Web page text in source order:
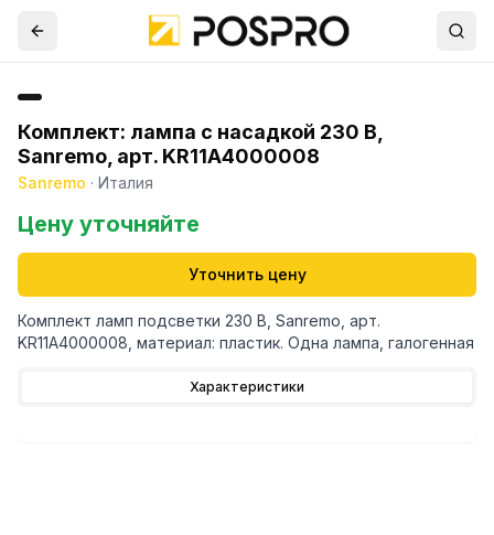
Комплект: лампа с насадкой 230 В,
Sanremo, арт. KR11A4000008
Sanremo · Италия
Цену уточняйте
Уточнить цену
Комплект ламп подсветки 230 В, Sanremo, арт.
KR11A4000008, материал: пластик. Одна лампа, галогенная
Характеристики